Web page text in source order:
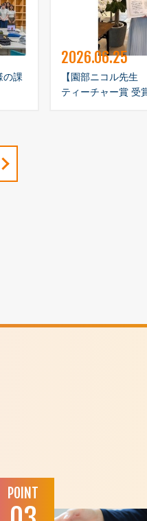
の課
2026.06.25
【園部ニコル先生
ティーチャー賞 受
POINT